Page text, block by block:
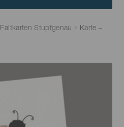
Faltkarten Stupfgenau
Karte –